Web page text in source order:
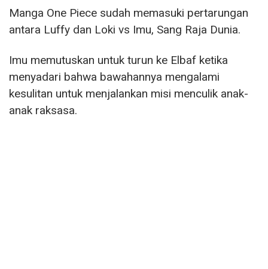
Manga One Piece sudah memasuki pertarungan
antara Luffy dan Loki vs Imu, Sang Raja Dunia.
Imu memutuskan untuk turun ke Elbaf ketika
menyadari bahwa bawahannya mengalami
kesulitan untuk menjalankan misi menculik anak-
anak raksasa.